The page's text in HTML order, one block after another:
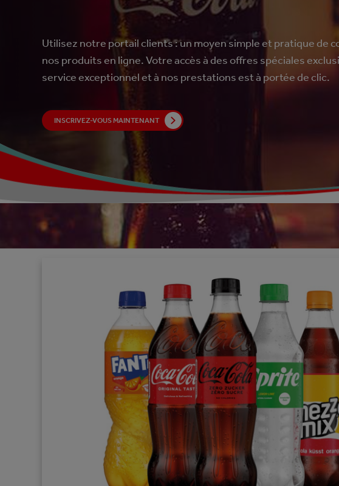
Utilisez notre portail clients : un moyen simple et pratique de
nos produits en ligne. Votre accès à des offres spéciales
service exceptionnel et à nos prestations est à portée de clic.
INSCRIVEZ-VOUS MAINTENANT